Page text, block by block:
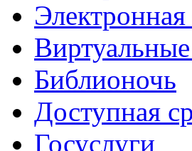
Библионочь
Доступная
Госуслуги